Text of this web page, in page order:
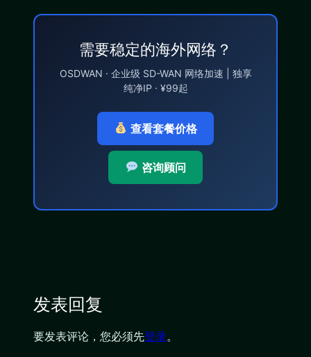
需要稳定的海外网络？
OSDWAN · 企业级 SD-WAN 网络加速 | 独享
纯净IP · ¥99起
查看套餐价格
咨询顾问
发表回复
要发表评论，您必须先登录。